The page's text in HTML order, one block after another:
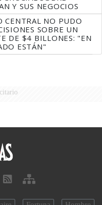
Y SUS NEGOCIOS
CENTRAL NO PUDO
SOBRE UN
DE $4 BILLONES: "EN
ESTÁN"